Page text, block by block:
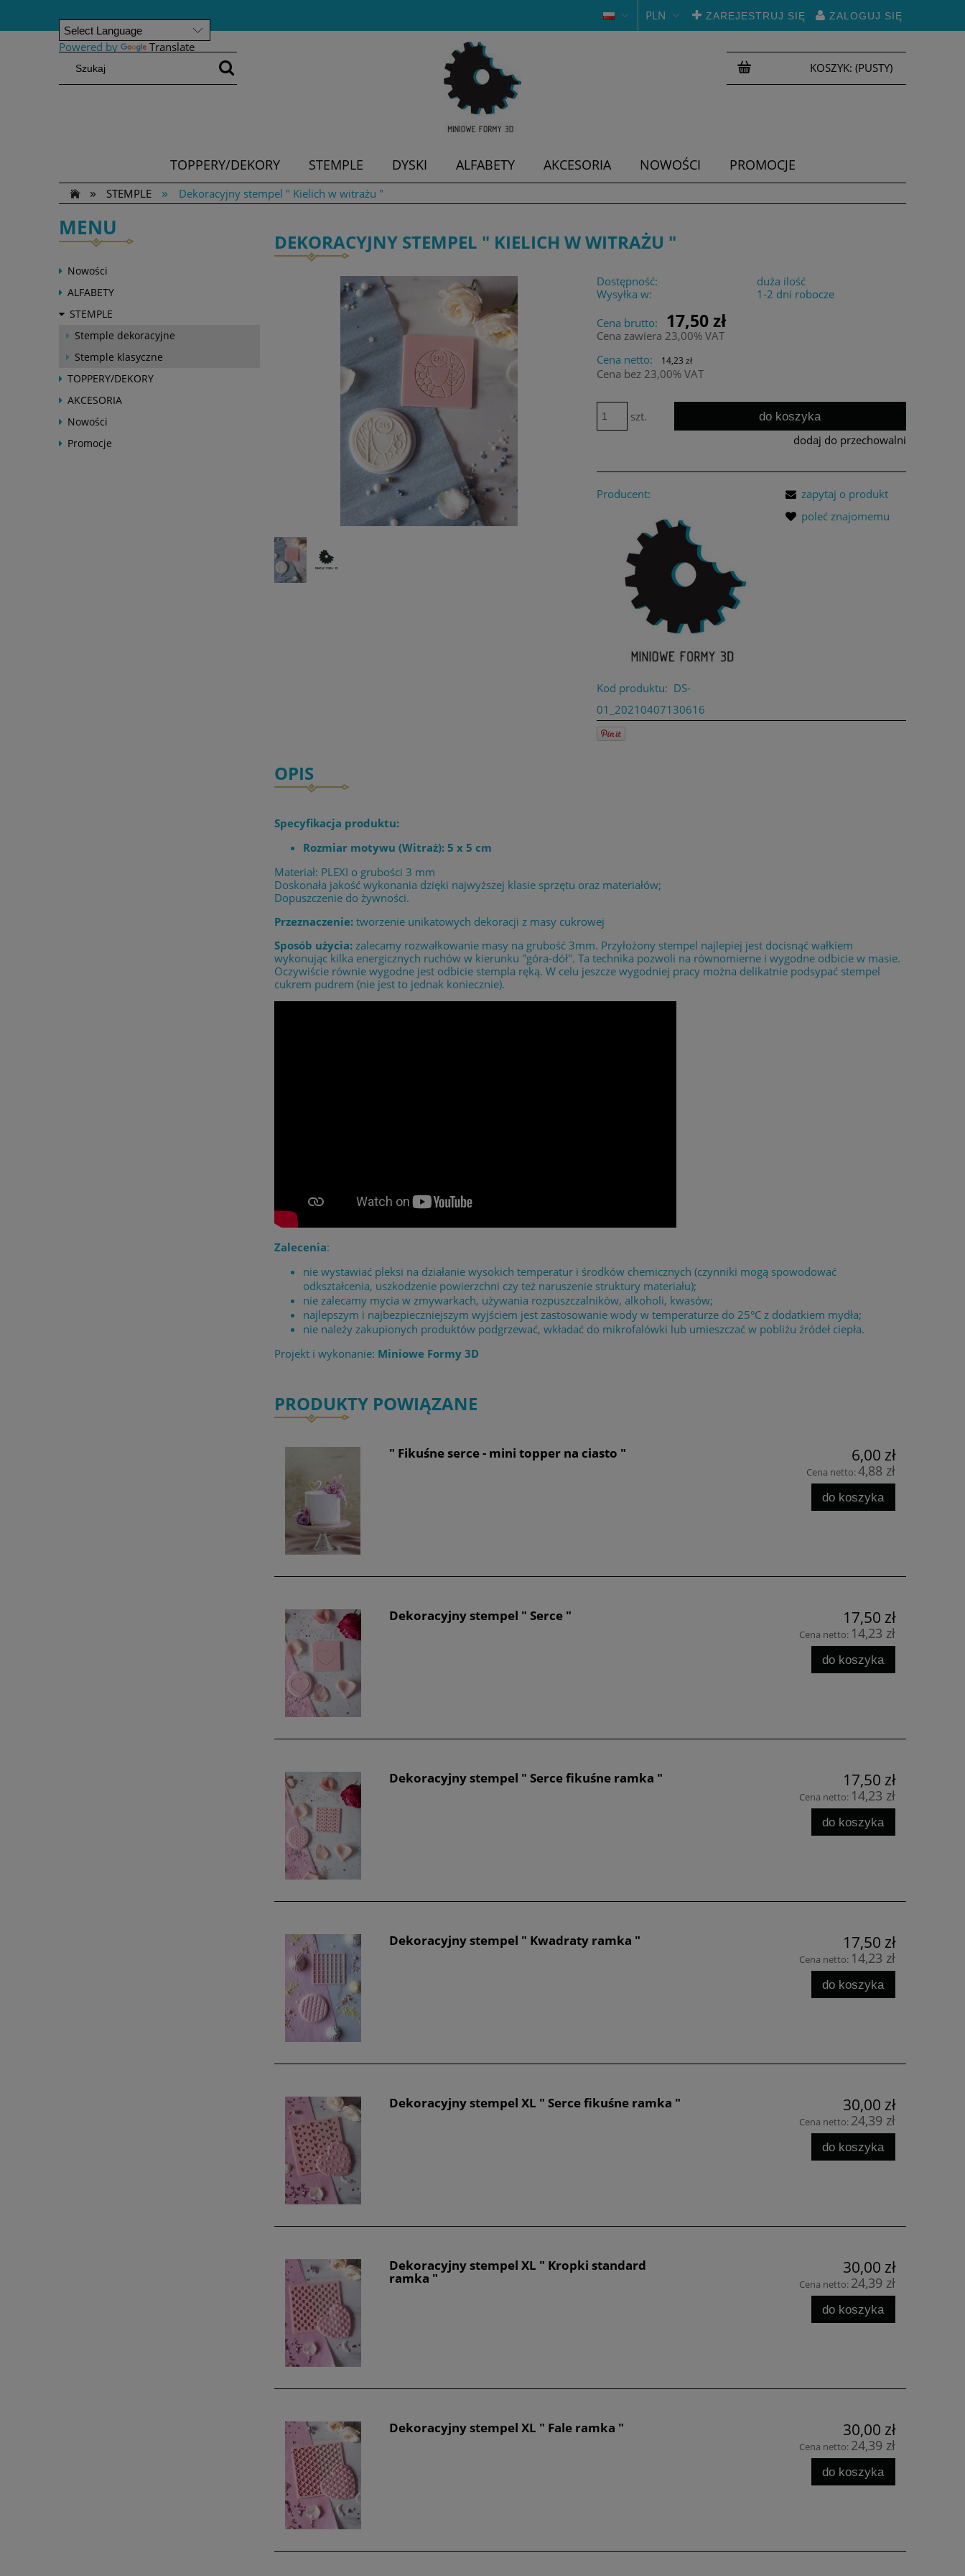
Powered by Translate
ZAREJESTRUJ SIĘ ZALOGUJ SIĘ
PLN
KOSZYK: (PUSTY)
TOPPERY/DEKORY STEMPLE DYSKI ALFABETY AKCESORIA NOWOŚCI
PROMOCJE
»
STEMPLE » Dekoracyjny stempel " Kielich w witrażu "
MENU
Nowości
ALFABETY
STEMPLE
Stemple dekoracyjne
Stemple klasyczne
TOPPERY/DEKORY
AKCESORIA
Nowości
Promocje
DEKORACYJNY STEMPEL " KIELICH W WITRAŻU "
Dostępność:
duża ilość
Wysyłka w:
1-2 dni robocze
Cena brutto:
17,50 zł
Cena zawiera 23,00% VAT
Cena netto:
14,23 zł
Cena bez 23,00% VAT
szt.
do koszyka
dodaj do przechowalni
Producent:
Kod produktu: DS-
01_20210407130616
zapytaj o produkt
poleć znajomemu
OPIS
Specyfikacja produktu:
Rozmiar motywu (Witraż): 5 x 5 cm
Materiał: PLEXI o grubości 3 mm
Doskonała jakość wykonania dzięki najwyższej klasie sprzętu oraz materiałów;
Dopuszczenie do żywności.
Przeznaczenie: tworzenie unikatowych dekoracji z masy cukrowej
Sposób użycia: zalecamy rozwałkowanie masy na grubość 3mm. Przyłożony stempel najlepiej jest docisnąć wałkiem
wykonując kilka energicznych ruchów w kierunku "góra-dół". Ta technika pozwoli na równomierne i wygodne odbicie w masie.
Oczywiście równie wygodne jest odbicie stempla ręką. W celu jeszcze wygodniej pracy można delikatnie podsypać stempel
cukrem pudrem (nie jest to jednak koniecznie).
Zalecenia:
nie wystawiać pleksi na działanie wysokich temperatur i środków chemicznych (czynniki mogą spowodować
odkształcenia, uszkodzenie powierzchni czy też naruszenie struktury materiału);
nie zalecamy mycia w zmywarkach, używania rozpuszczalników, alkoholi, kwasów;
najlepszym i najbezpieczniejszym wyjściem jest zastosowanie wody w temperaturze do 25°C z dodatkiem mydła;
nie należy zakupionych produktów podgrzewać, wkładać do mikrofalówki lub umieszczać w pobliżu źródeł ciepła.
Projekt i wykonanie: Miniowe Formy 3D
PRODUKTY POWIĄZANE
" Fikuśne serce - mini topper na ciasto " 6,00 zł
Cena netto:4,88 zł
do koszyka
Dekoracyjny stempel " Serce " 17,50 zł
Cena netto: 14,23 zł
do koszyka
Dekoracyjny stempel " Serce fikuśne ramka " 17,50 zł
Cena netto: 14,23 zł
do koszyka
Dekoracyjny stempel " Kwadraty ramka " 17,50 zł
Cena netto: 14,23 zł
do koszyka
Dekoracyjny stempel XL " Serce fikuśne ramka " 30,00 zł
Cena netto: 24,39 zł
do koszyka
Dekoracyjny stempel XL " Kropki standard
ramka "
30,00 zł
Cena netto: 24,39 zł
do koszyka
Dekoracyjny stempel XL " Fale ramka " 30,00 zł
Cena netto: 24,39 zł
do koszyka